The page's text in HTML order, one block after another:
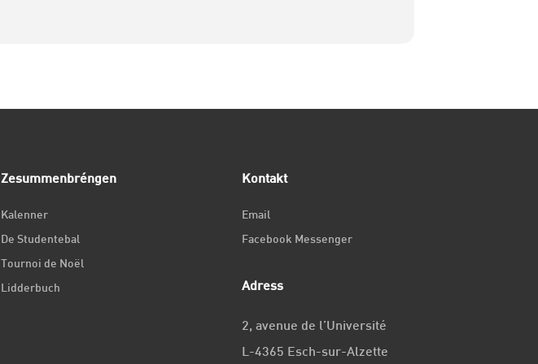
Zesummenbréngen
Kalenner
De Studentebal
Tournoi de Noël
Lidderbuch
Kontakt
Email
Facebook Messenger
Adress
2, avenue de l’Université
L-4365 Esch-sur-Alzette